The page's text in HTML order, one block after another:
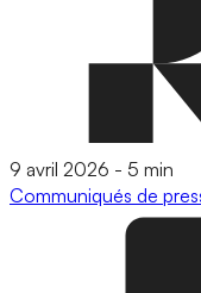
9 avril 2026 - 5 min
Communiqués de